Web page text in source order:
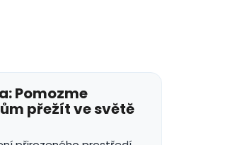
Pomozme
přežít ve světě